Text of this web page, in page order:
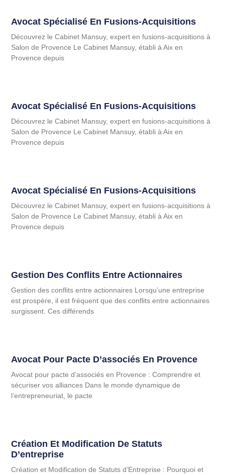
Avocat Spécialisé En Fusions-Acquisitions
Découvrez le Cabinet Mansuy, expert en fusions-acquisitions à
Salon de Provence Le Cabinet Mansuy, établi à Aix en
Provence depuis
Avocat Spécialisé En Fusions-Acquisitions
Découvrez le Cabinet Mansuy, expert en fusions-acquisitions à
Salon de Provence Le Cabinet Mansuy, établi à Aix en
Provence depuis
Avocat Spécialisé En Fusions-Acquisitions
Découvrez le Cabinet Mansuy, expert en fusions-acquisitions à
Salon de Provence Le Cabinet Mansuy, établi à Aix en
Provence depuis
Gestion Des Conflits Entre Actionnaires
Gestion des conflits entre actionnaires Lorsqu’une entreprise
est prospère, il est fréquent que des conflits entre actionnaires
surgissent. Ces différends
Avocat Pour Pacte D’associés En Provence
Avocat pour pacte d’associés en Provence : Comprendre et
sécuriser vos alliances Dans le monde dynamique de
l’entrepreneuriat, le pacte
Création Et Modification De Statuts
D’entreprise
Création et Modification de Statuts d’Entreprise : Pourquoi et